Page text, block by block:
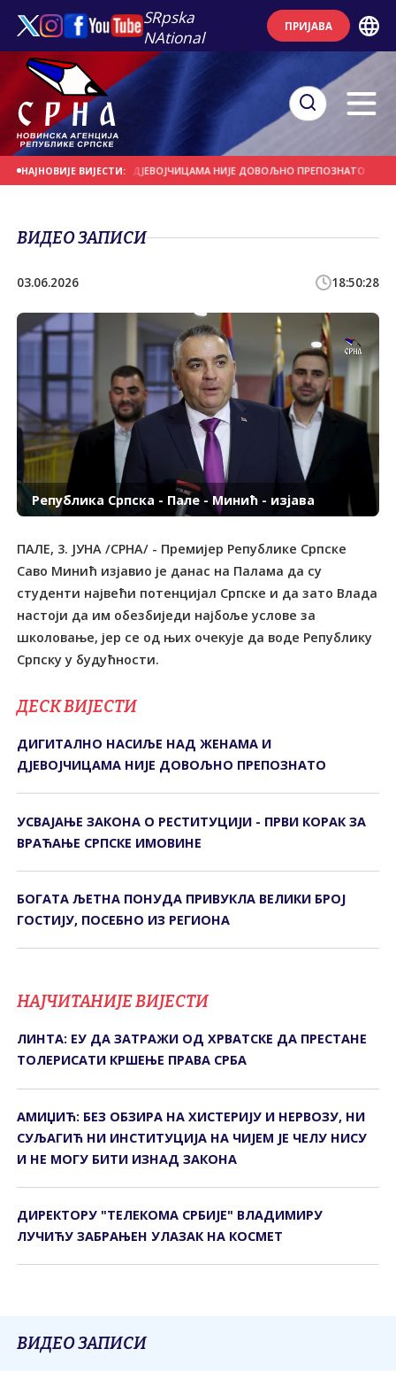
SRpska
NAtional
ПРИЈАВА
НАЈНОВИЈЕ ВИЈЕСТИ:
НАД ЖЕНАМА И ДЈЕВОЈЧИЦАМА НИЈЕ ДОВОЉНО ПРЕПОЗНАTО
ВИДЕО ЗАПИСИ
03.06.2026 18:50:28
Република Српска - Пале - Минић - изјава
ПАЛЕ, 3. ЈУНА /СРНА/ - Премијер Републике Српске
Саво Минић изјавио је данас на Палама да су
студенти највећи потенцијал Српске и да зато Влада
настоји да им обезбиједи најбоље услове за
школовање, јер се од њих очекује да воде Републику
ДЕСК ВИЈЕСТИ
ДИГИTАЛНО НАСИЉЕ НАД ЖЕНАМА И
ДЈЕВОЈЧИЦАМА НИЈЕ ДОВОЉНО ПРЕПОЗНАTО
УСВАЈАЊЕ ЗАКОНА О РЕСТИТУЦИЈИ - ПРВИ КОРАК ЗА
ВРАЋАЊЕ СРПСКЕ ИМОВИНЕ
БОГАТА ЉЕТНА ПОНУДА ПРИВУКЛА ВЕЛИКИ БРОЈ
ГОСТИЈУ, ПОСЕБНО ИЗ РЕГИОНА
НАЈЧИТАНИЈЕ ВИЈЕСТИ
ЛИНТА: ЕУ ДА ЗАТРАЖИ ОД ХРВАТСКЕ ДА ПРЕСТАНЕ
ТОЛЕРИСАТИ КРШЕЊЕ ПРАВА СРБА
АМИЏИЋ: БЕЗ ОБЗИРА НА ХИСTЕРИЈУ И НЕРВОЗУ, НИ
СУЉАГИЋ НИ ИНСTИTУЦИЈА НА ЧИЈЕМ ЈЕ ЧЕЛУ НИСУ
И НЕ МОГУ БИTИ ИЗНАД ЗАКОНА
ДИРЕКТОРУ "ТЕЛЕКОМА СРБИЈЕ" ВЛАДИМИРУ
ЛУЧИЋУ ЗАБРАЊЕН УЛАЗАК НА КОСМЕТ
ВИДЕО ЗАПИСИ